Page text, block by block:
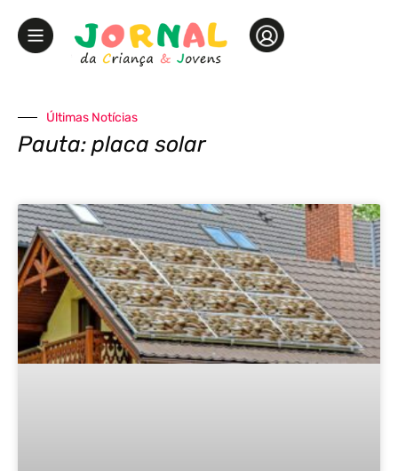
Últimas Notícias
Pauta: placa solar